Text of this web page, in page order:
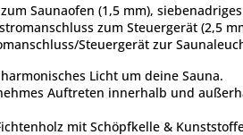
Saunaofen (1,5 mm),
zum Steuergerät (2,5
Steuergerät zur
Licht um deine Sauna.
Auftreten innerhalb und
mit Schöpfkelle &